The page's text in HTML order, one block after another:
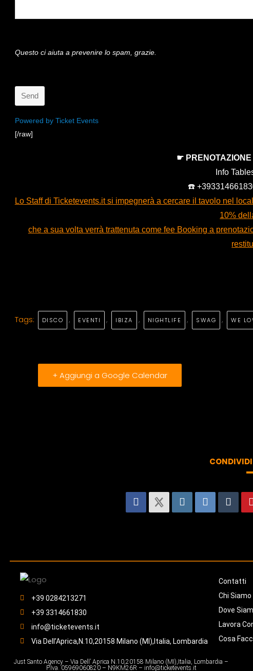
Questo ci aiuta a prevenire lo spam, grazie.
Send
This
field
Powered by Ticket Events
[/raw]
☛
Info
☎️
Lo Staff di Ticketevents.it si impegnerà a cercare il tavolo nel
10%
che a sua volta verrà trattenuta come fee Booking a
Tags: DISCO , EVENTI , IBIZA , NIGHTLIFE , SWAG , WE
+ Aggiungi a Google Calendar
CONDIVIDI
+39 0284213271
+39 3314661830
info@ticketevents.it
Via Dell’Aprica,N.10,20158 Milano (MI),Italia, Lombardia
Contatti
Chi Siamo
Dove
Lavora
Cosa
Just Santo Agency – Via Dell’ Aprica N.10,20158 Milano (MI),Italia, Lombardia –
P.Iva. 05969060820 – N9KM26R – info@ticketevents.it